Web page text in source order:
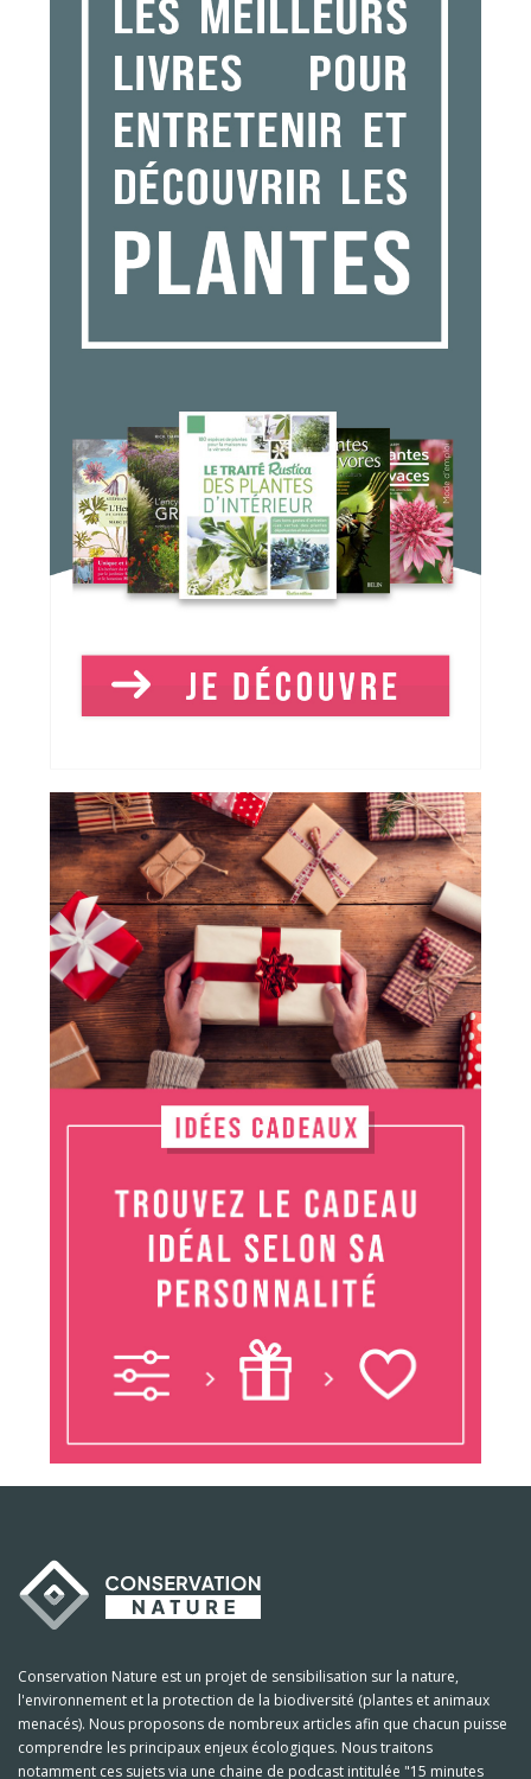
Conservation Nature est un projet de sensibilisation sur la nature,
l'environnement et la protection de la biodiversité (plantes et animaux
menacés). Nous proposons de nombreux articles afin que chacun puisse
comprendre les principaux enjeux écologiques. Nous traitons
notamment ces sujets via une chaine de podcast intitulée "15 minutes